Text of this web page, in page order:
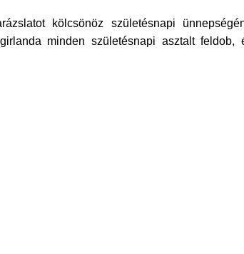
kölcsönöz születésnapi
minden születésnapi asztalt feldob,